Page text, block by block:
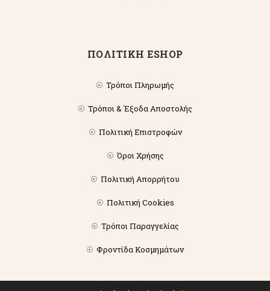
ΠΟΛΙΤΙΚΗ ESHOP
Τρόποι Πληρωμής
Τρόποι & Έξοδα Αποστολής
Πολιτική Επιστροφών
Όροι Χρήσης
Πολιτική Απορρήτου
Πολιτική Cookies
Τρόποι Παραγγελίας
Φροντίδα Κοσμημάτων